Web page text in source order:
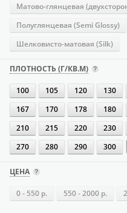
Матово-глянцевая
Полуглянцевая (Semi Glossy)
Шелковисто-матовая (Silk)
ПЛОТНОСТЬ (Г/КВ.М)
100 105 120 130
167
170 178 180
210
215 220 230
270
280 290 300
ЦЕНА
0 - 550 р. 550 - 2000 р.